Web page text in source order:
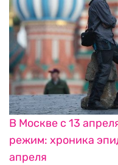
В Москве с 13
режим: хроника
апреля